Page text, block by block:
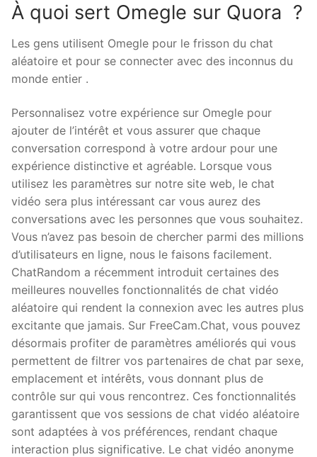
À quoi sert Omegle sur Quora ?
Les gens utilisent Omegle pour le frisson du chat
aléatoire et pour se connecter avec des inconnus du
monde entier .
Personnalisez votre expérience sur Omegle pour
ajouter de l’intérêt et vous assurer que chaque
conversation correspond à votre ardour pour une
expérience distinctive et agréable. Lorsque vous
utilisez les paramètres sur notre site web, le chat
vidéo sera plus intéressant car vous aurez des
conversations avec les personnes que vous souhaitez.
Vous n’avez pas besoin de chercher parmi des millions
d’utilisateurs en ligne, nous le faisons facilement.
ChatRandom a récemment introduit certaines des
meilleures nouvelles fonctionnalités de chat vidéo
aléatoire qui rendent la connexion avec les autres plus
excitante que jamais. Sur FreeCam.Chat, vous pouvez
désormais profiter de paramètres améliorés qui vous
permettent de filtrer vos partenaires de chat par sexe,
emplacement et intérêts, vous donnant plus de
contrôle sur qui vous rencontrez. Ces fonctionnalités
garantissent que vos sessions de chat vidéo aléatoire
sont adaptées à vos préférences, rendant chaque
interaction plus significative. Le chat vidéo anonyme